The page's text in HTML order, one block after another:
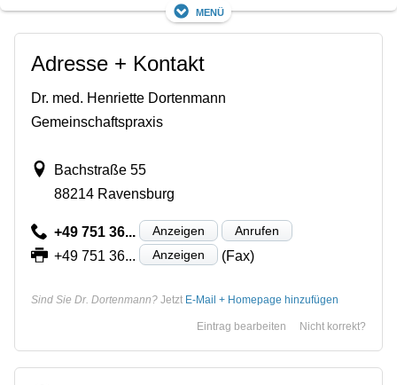
Menü
Adresse + Kontakt
Dr. med. Henriette Dortenmann
Gemeinschaftspraxis
Bachstraße 55
88214 Ravensburg
+49 751 36... Anzeigen Anrufen
+49 751 36... Anzeigen (Fax)
Sind Sie Dr. Dortenmann? Jetzt E-Mail + Homepage hinzufügen
Nicht korrekt?
Eintrag bearbeiten